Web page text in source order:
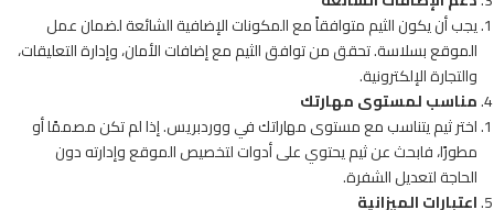
يجب أن يكون الثيم متوافقاً مع المكونات الإضافية الشائعة لضمان عمل
الموقع بسلاسة. تحقق من توافق الثيم مع إضافات الأمان، وإدارة التعليقات،
والتجارة الإلكترونية.
مناسب لمستوى مهارتك
اختر ثيم يتناسب مع مستوى مهاراتك في ووردبريس. إذا لم تكن مصممًا أو
مطورًا، فابحث عن ثيم يحتوي على أدوات لتخصيص الموقع وإدارته دون
الحاجة لتعديل الشفرة.
اعتبارات الميزانية